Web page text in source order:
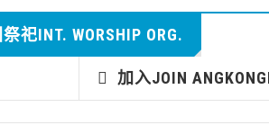
祀INT. WORSHIP ORG.
加入JOIN